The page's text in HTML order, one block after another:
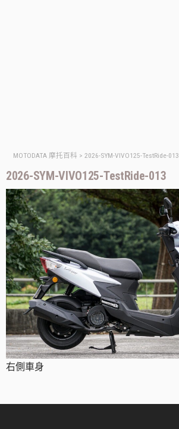
MOTODATA 摩托百科 > 2026-SYM-VIVO125-TestRide-013
2026-SYM-VIVO125-TestRide-013
右側車身